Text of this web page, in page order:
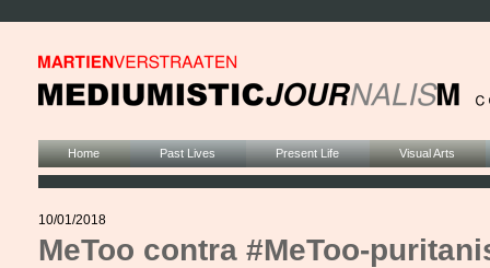
Home Past Lives Present Life Visual Arts
10/01/2018
MeToo contra #MeToo-